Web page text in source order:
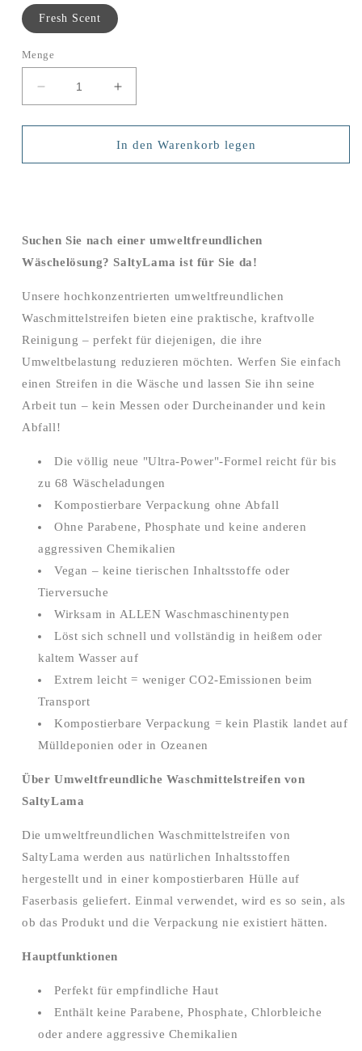
Fresh Scent
Menge
Menge
für
Öko-
Waschmittelstreifen
–
zu
68
verringern
Menge
für
Öko-
Waschmittelstreifen
–
zu
68
erhöhen
In den Warenkorb legen
Suchen Sie nach einer umweltfreundlichen
Wäschelösung? SaltyLama ist für Sie da!
Unsere hochkonzentrierten umweltfreundlichen
Waschmittelstreifen bieten eine praktische, kraftvolle
Reinigung – perfekt für diejenigen, die ihre
Umweltbelastung reduzieren möchten. Werfen Sie einfach
einen Streifen in die Wäsche und lassen Sie ihn seine
Arbeit tun – kein Messen oder Durcheinander und kein
Abfall!
Die völlig neue "Ultra-Power"-Formel reicht für bis
zu 68 Wäscheladungen
Kompostierbare Verpackung ohne Abfall
Ohne Parabene, Phosphate und keine anderen
aggressiven Chemikalien
Vegan – keine tierischen Inhaltsstoffe oder
Tierversuche
Wirksam in ALLEN Waschmaschinentypen
Löst sich schnell und vollständig in heißem oder
kaltem Wasser auf
Extrem leicht = weniger CO2-Emissionen beim
Transport
Kompostierbare Verpackung = kein Plastik landet auf
Mülldeponien oder in Ozeanen
Über Umweltfreundliche Waschmittelstreifen von
SaltyLama
Die umweltfreundlichen Waschmittelstreifen von
SaltyLama werden aus natürlichen Inhaltsstoffen
hergestellt und in einer kompostierbaren Hülle auf
Faserbasis geliefert. Einmal verwendet, wird es so sein, als
ob das Produkt und die Verpackung nie existiert hätten.
Hauptfunktionen
Perfekt für empfindliche Haut
Enthält keine Parabene, Phosphate, Chlorbleiche
oder andere aggressive Chemikalien